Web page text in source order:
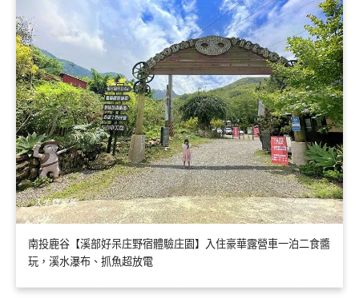
南投鹿谷【溪部好呆庄野宿體驗庄園】入住豪華露營車一泊二食醬
玩，溪水瀑布、抓魚超放電